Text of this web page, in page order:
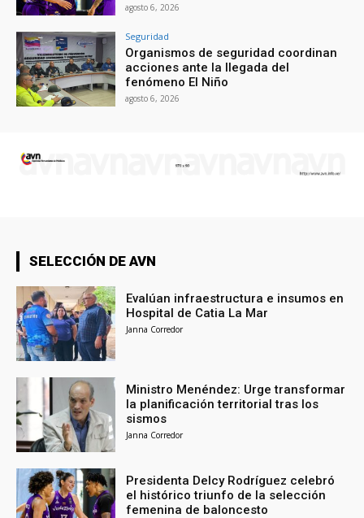
agosto 6, 2026
Seguridad
Organismos de seguridad coordinan
acciones ante la llegada del
fenómeno El Niño
agosto 6, 2026
SELECCIÓN DE AVN
Evalúan infraestructura e insumos en
Hospital de Catia La Mar
Janna Corredor
Ministro Menéndez: Urge transformar
la planificación territorial tras los
sismos
Janna Corredor
Presidenta Delcy Rodríguez celebró
el histórico triunfo de la selección
femenina de baloncesto